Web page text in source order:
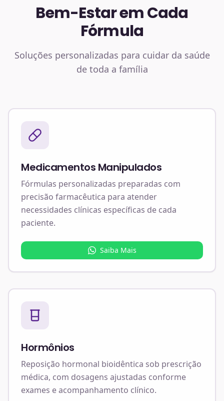
Bem-Estar em Cada
Fórmula
Soluções personalizadas para cuidar da saúde
de toda a família
Medicamentos Manipulados
Fórmulas personalizadas preparadas com
precisão farmacêutica para atender
necessidades clínicas específicas de cada
paciente.
Saiba Mais
Hormônios
Reposição hormonal bioidêntica sob prescrição
médica, com dosagens ajustadas conforme
exames e acompanhamento clínico.